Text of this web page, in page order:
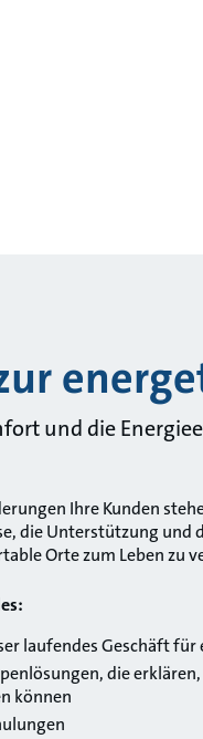
und die
Ihre Kunden
die Unterstützung und
Orte zum Leben zu
laufendes Geschäft
die
können